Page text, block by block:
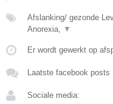
Afslanking/ gezonde
Anorexia, ▼
Er wordt gewerkt op
Laatste facebook posts
Sociale media: